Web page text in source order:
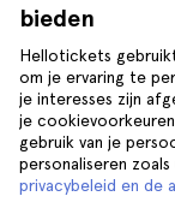
8. Bezoek
del Cabo
bieden
Hellotickets
om je ervaring te
je interesses zijn
je
gebruik van je
personaliseren
privacybeleid en de